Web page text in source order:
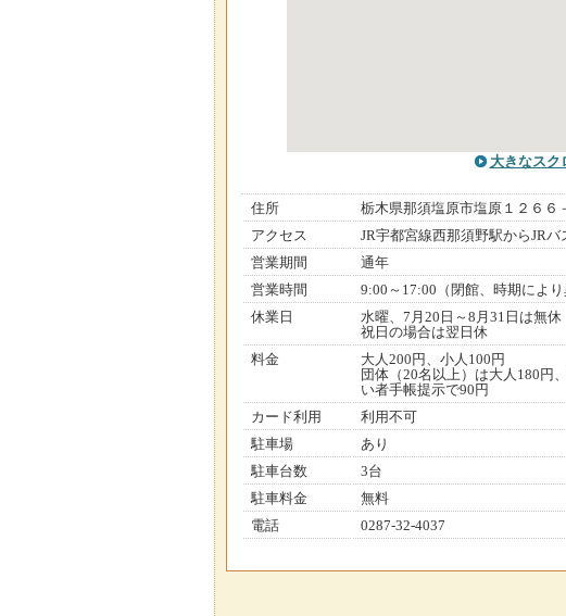
大きなスク
住所
栃木県那須塩原市塩原１２６６
アクセス
JR宇都宮線西那須野駅からJR
営業期間
通年
営業時間
9:00～17:00（閉館、時期により
休業日
水曜、7月20日～8月31日は無休
祝日の場合は翌日休
料金
大人200円、小人100円
団体（20名以上）は大人180円
い者手帳提示で90円
カード利用
利用不可
駐車場
あり
駐車台数
3台
駐車料金
無料
電話
0287-32-4037